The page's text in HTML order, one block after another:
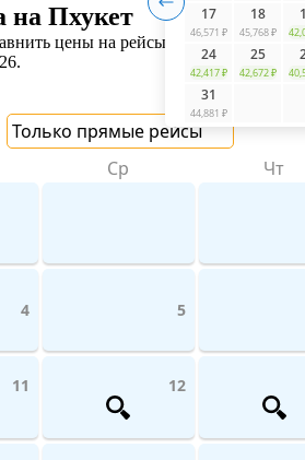
17
46,571 ₽
18
45,768 ₽
24
42,417 ₽
25
42,672 ₽
31
44,881 ₽
на Пхукет
цены на рейсы авиакомпаний
Только прямые рейсы
Ср Чт
4 5
11 12